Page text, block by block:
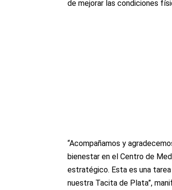
de mejorar las condiciones
“Acompañamos y
bienestar en el Centro de
estratégico. Esta es una
nuestra Tacita de Plata”,